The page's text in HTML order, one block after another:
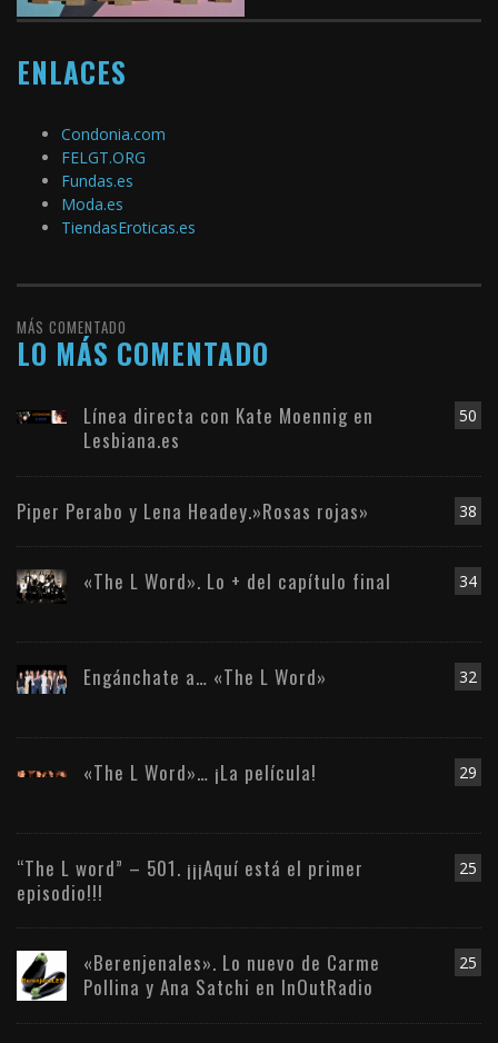
ENLACES
Condonia.com
FELGT.ORG
Fundas.es
Moda.es
TiendasEroticas.es
MÁS COMENTADO
LO MÁS COMENTADO
50
Línea directa con Kate Moennig en
Lesbiana.es
38
Piper Perabo y Lena Headey.»Rosas rojas»
34
«The L Word». Lo + del capítulo final
32
Engánchate a… «The L Word»
29
«The L Word»… ¡La película!
25
“The L word” – 501. ¡¡¡Aquí está el primer
episodio!!!
25
«Berenjenales». Lo nuevo de Carme
Pollina y Ana Satchi en InOutRadio